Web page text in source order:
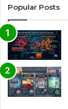
Popular Posts